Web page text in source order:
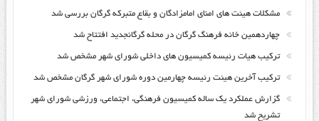
مشکلات هیئت های امنای امامزادگان و بقاع متبرکه گرگان بررسی شد
چهاردهمین خانه فرهنگ گرگان در محله گرگانجدید افتتاح شد
ترکیب هیات رئیسه کمیسیون های داخلی شورای شهر مشخص شد
ترکیب آخرین هیئت رئیسه چهارمین دوره شورای شهر گرگان مشخص شد
گزارش عملکرد یک ساله کمیسیون فرهنگی، اجتماعی، ورزشی شورای شهر
تشریح شد